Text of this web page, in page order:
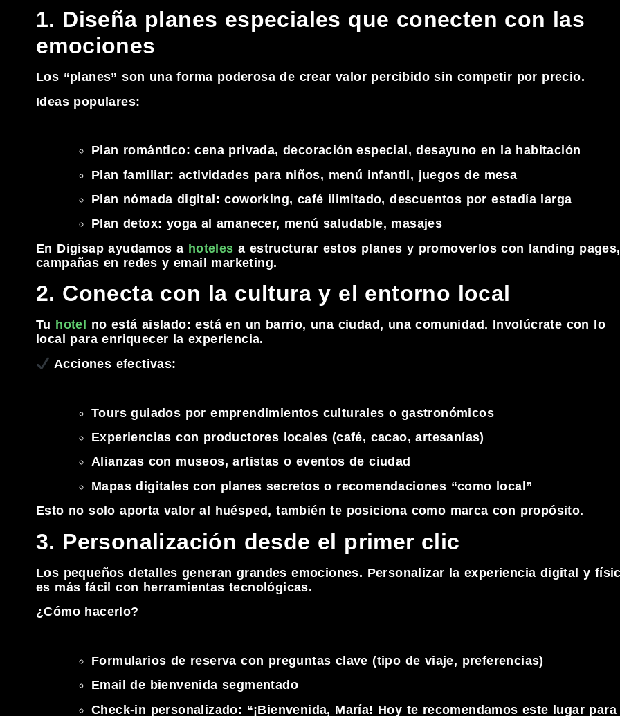
1. Diseña planes especiales que conecten con las
emociones
Los “planes” son una forma poderosa de crear valor percibido sin competir por precio.
Ideas populares:
Plan romántico: cena privada, decoración especial, desayuno en la habitación
Plan familiar: actividades para niños, menú infantil, juegos de mesa
Plan nómada digital: coworking, café ilimitado, descuentos por estadía larga
Plan detox: yoga al amanecer, menú saludable, masajes
En Digisap ayudamos a hoteles a estructurar estos planes y promoverlos con landing pages,
campañas en redes y email marketing.
2. Conecta con la cultura y el entorno local
Tu hotel
no está aislado: está en un barrio, una ciudad, una comunidad. Involúcrate con lo
local para enriquecer la experiencia.
Acciones efectivas:
Tours guiados por emprendimientos culturales o gastronómicos
Experiencias con productores locales (café, cacao, artesanías)
Alianzas con museos, artistas o eventos de ciudad
Mapas digitales con planes secretos o recomendaciones “como local”
Esto no solo aporta valor al huésped, también te posiciona como marca con propósito.
3. Personalización desde el primer clic
Los pequeños detalles generan grandes emociones. Personalizar la experiencia digital y
es más fácil con herramientas tecnológicas.
¿Cómo hacerlo?
Formularios de reserva con preguntas clave (tipo de viaje, preferencias)
Email de bienvenida segmentado
Check-in personalizado: “¡Bienvenida, María! Hoy te recomendamos este lugar para